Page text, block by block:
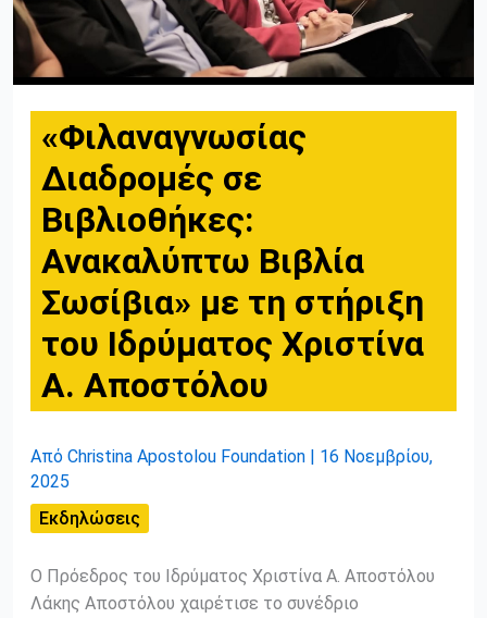
«Φιλαναγνωσίας
Διαδρομές σε
Βιβλιοθήκες:
Ανακαλύπτω Βιβλία
Σωσίβια» με τη στήριξη
του Ιδρύματος Χριστίνα
Α. Αποστόλου
Από Christina Apostolou Foundation | 16 Νοεμβρίου,
2025
Εκδηλώσεις
Ο Πρόεδρος του Ιδρύματος Χριστίνα Α. Αποστόλου
Λάκης Αποστόλου χαιρέτισε το συνέδριο